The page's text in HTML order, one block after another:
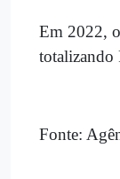
Em 2022,
totalizando
Fonte: